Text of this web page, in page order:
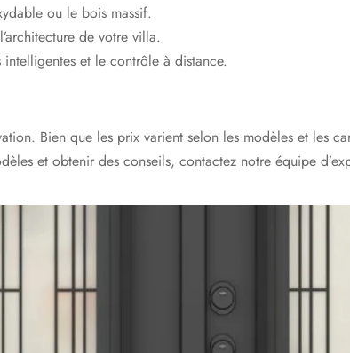
ou le bois massif.
de votre villa.
intelligentes et le contrôle à distance.
Bien que les prix varient selon les modèles et les
et obtenir des conseils, contactez notre équipe